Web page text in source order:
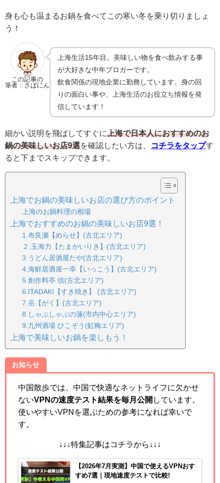
身も心も温まるお鍋を食べてこの寒い冬を乗り切りましょ
う！
この記事の
筆者：さぱにん
上海生活15年目。美味しい物を食べ飲みする事
が大好きな中年ブロガーです。
飲食関係の現地企業に勤務しています。身の回
りの面白い事や、上海生活のお役立ち情報を発
信しています！
細かい説明を飛ばしてすぐに上海で日本人におすすめのお
鍋の美味しいお店9選を確認したい方は、 コチラをタップす
ると下までスキップできます。
上海でお鍋の美味しいお店の選び方のポイント
上海のお鍋料理の相場
上海でおすすめのお鍋の美味しいお店9選！
1.布良瀬【めらせ】(古北エリア)
２.玉海力【たまかいりき】(古北エリア)
3.うどん居酒屋たや(古北エリア)
4.海鮮居酒屋一幸【いっこう】(古北エリア)
5.創作料亭 信(古北エリア)
6.ITADAKI【すき焼き】 (古北エリア)
7.岳【がく】(古北エリア)
8.しゃぶしゃぶの蓮(市内中心エリア)
9.九州酒場 ひこぞう(虹梅エリア)
上海で美味しいお鍋を楽しもう！
お知らせ
中国散歩では、中国で快適なネットライフに欠かせ
ないVPNの速度テスト結果を毎月公開 しています。
使いやすいVPNを選ぶための参考になれば幸いで
す。
↓↓↓特集記事はコチラから↓↓↓
【2026年7月実測】中国で使えるVPNおす
すめ7選｜現地速度テストで比較!